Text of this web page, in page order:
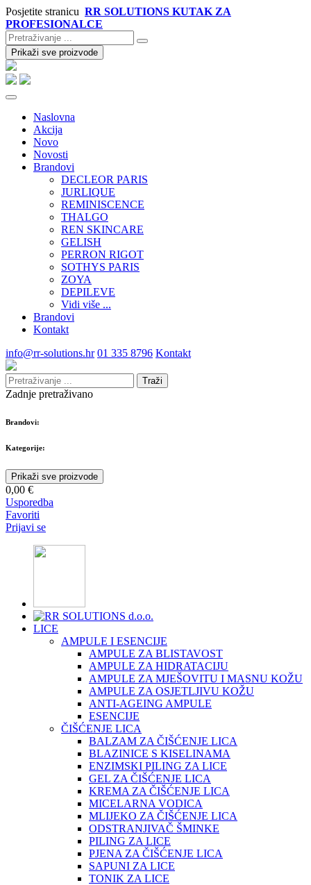
Posjetite stranicu RR SOLUTIONS KUTAK ZA
PROFESIONALCE
Prikaži sve proizvode
Naslovna
Akcija
Novo
Novosti
Brandovi
DECLEOR PARIS
JURLIQUE
REMINISCENCE
THALGO
REN SKINCARE
GELISH
PERRON RIGOT
SOTHYS PARIS
ZOYA
DEPILEVE
Vidi više ...
Brandovi
Kontakt
info@rr-solutions.hr 01 335 8796 Kontakt
Traži
Zadnje pretraživano
Brandovi:
Kategorije:
Prikaži sve proizvode
0,00 €
Usporedba
Favoriti
Prijavi se
LICE
AMPULE I ESENCIJE
AMPULE ZA BLISTAVOST
AMPULE ZA HIDRATACIJU
AMPULE ZA MJEŠOVITU I MASNU KOŽU
AMPULE ZA OSJETLJIVU KOŽU
ANTI-AGEING AMPULE
ESENCIJE
ČIŠĆENJE LICA
BALZAM ZA ČIŠĆENJE LICA
BLAZINICE S KISELINAMA
ENZIMSKI PILING ZA LICE
GEL ZA ČIŠĆENJE LICA
KREMA ZA ČIŠĆENJE LICA
MICELARNA VODICA
MLIJEKO ZA ČIŠĆENJE LICA
ODSTRANJIVAČ ŠMINKE
PILING ZA LICE
PJENA ZA ČIŠĆENJE LICA
SAPUNI ZA LICE
TONIK ZA LICE